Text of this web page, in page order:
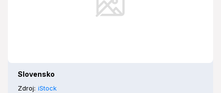
Slovensko
Zdroj: iStock